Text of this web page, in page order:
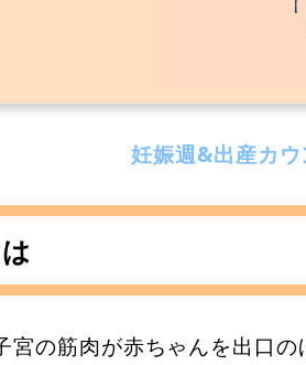
妊娠週&出産カ
宮の筋肉が赤ちゃんを出口